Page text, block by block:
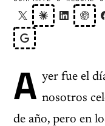
A yer fue el
nosotros
de año, pero en